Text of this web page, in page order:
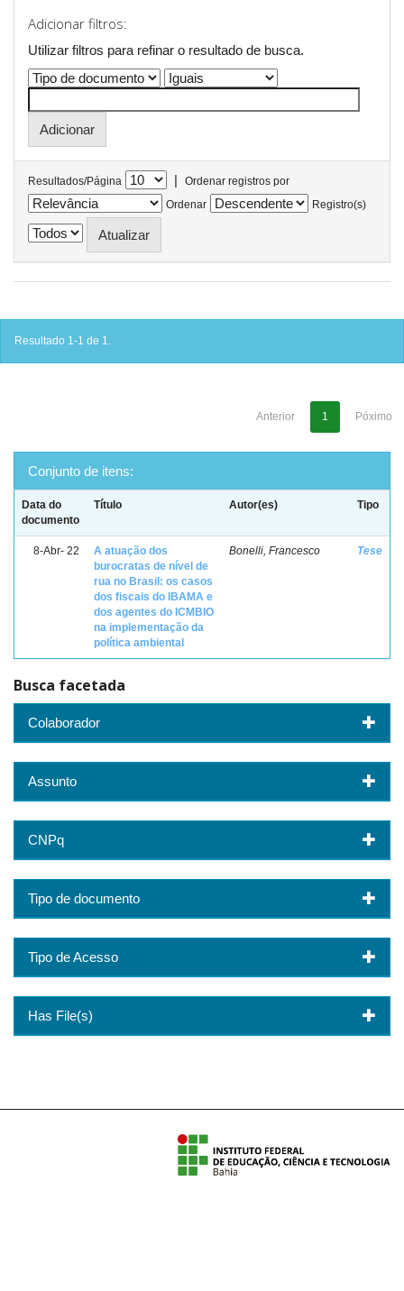
Adicionar filtros:
Utilizar filtros para refinar o resultado de busca.
Resultados/Página |
Ordenar registros por
Ordenar
Registro(s)
Resultado 1-1 de 1.
Anterior 1 Póximo
Conjunto de itens:
Data do
documento
Título Autor(es) Tipo
8-Abr- 22
A atuação dos
burocratas de nível de
rua no Brasil: os casos
dos fiscais do IBAMA e
dos agentes do ICMBIO
na implementação da
política ambiental
Bonelli, Francesco Tese
Busca facetada
Colaborador
Assunto
CNPq
Tipo de documento
Tipo de Acesso
Has File(s)